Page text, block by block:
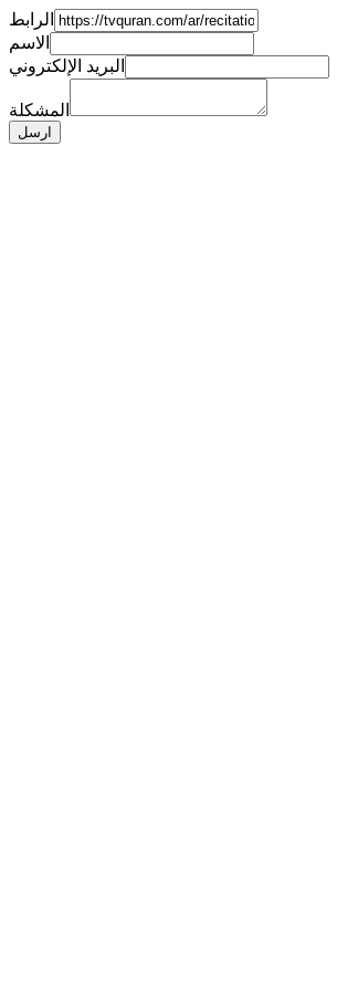
الرابط
الاسم
البريد الإلكتروني
المشكلة
ارسل